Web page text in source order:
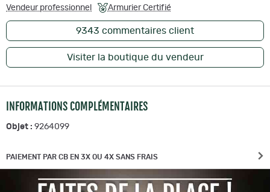
Vendeur professionnel Armurier Certifié
9343 commentaires client
Visiter la boutique du vendeur
INFORMATIONS COMPLÉMENTAIRES
Objet : 9264099
PAIEMENT PAR CB EN 3X OU 4X SANS FRAIS